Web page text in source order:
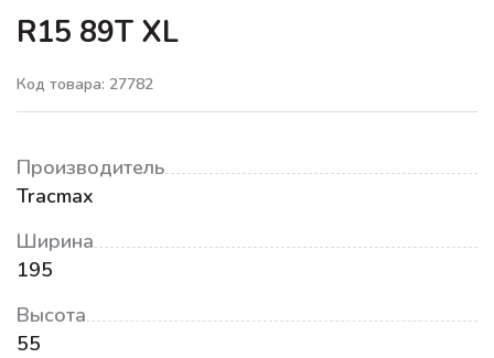
R15 89T XL
Код товара: 27782
Производитель
Tracmax
Ширина
195
Высота
55